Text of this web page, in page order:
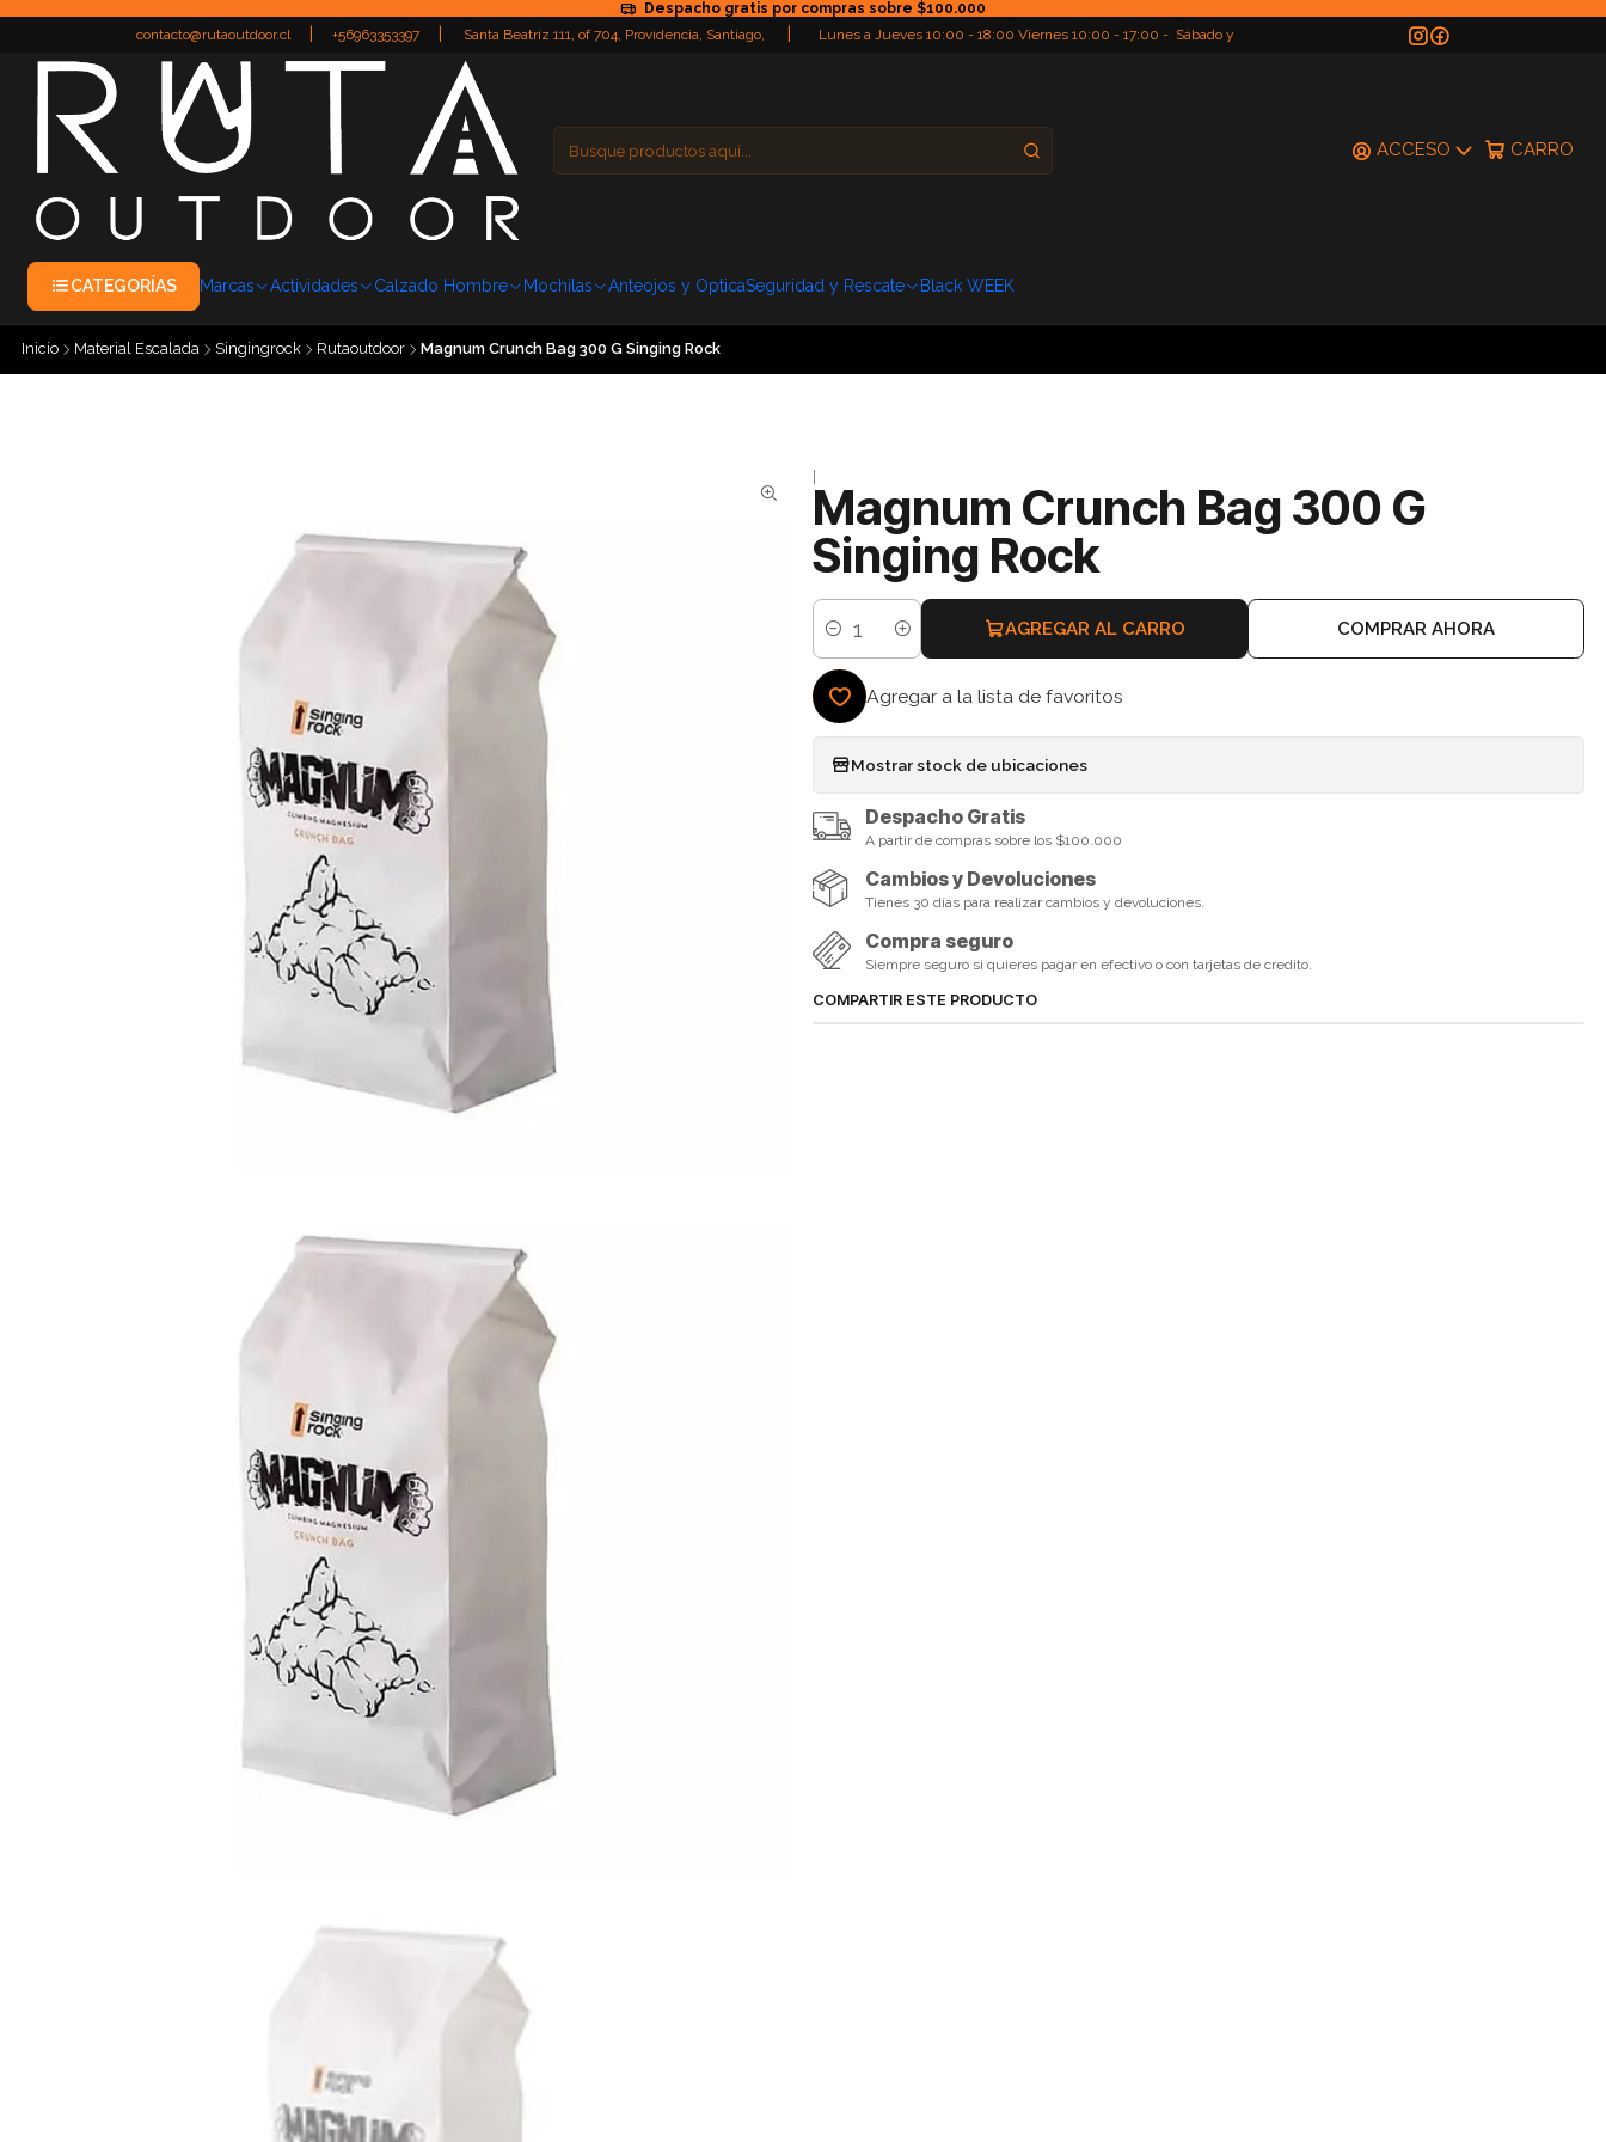
Despacho gratis por compras sobre $100.000
contacto@rutaoutdoor.cl
+56963353397
Santa Beatriz 111, of 704, Providencia, Santiago,
Lunes a Jueves 10:00 - 18:00 Viernes 10:00 - 17:00 - Sábado y
ACCESO CARRO
CATEGORÍAS Marcas Actividades Calzado Hombre Mochilas Anteojos y OpticaSeguridad y Rescate Black WEEK
Inicio Material Escalada Singingrock Rutaoutdoor Magnum Crunch Bag 300 G Singing Rock
|
Magnum Crunch Bag 300 G
Singing Rock
Cantidad
AGREGAR AL CARRO COMPRAR AHORA
Agregar a la lista de favoritos
Mostrar stock de ubicaciones
Despacho Gratis
A partir de compras sobre los $100.000
Cambios y Devoluciones
Tienes 30 días para realizar cambios y devoluciones.
Compra seguro
Siempre seguro si quieres pagar en efectivo o con tarjetas de credito.
COMPARTIR ESTE PRODUCTO